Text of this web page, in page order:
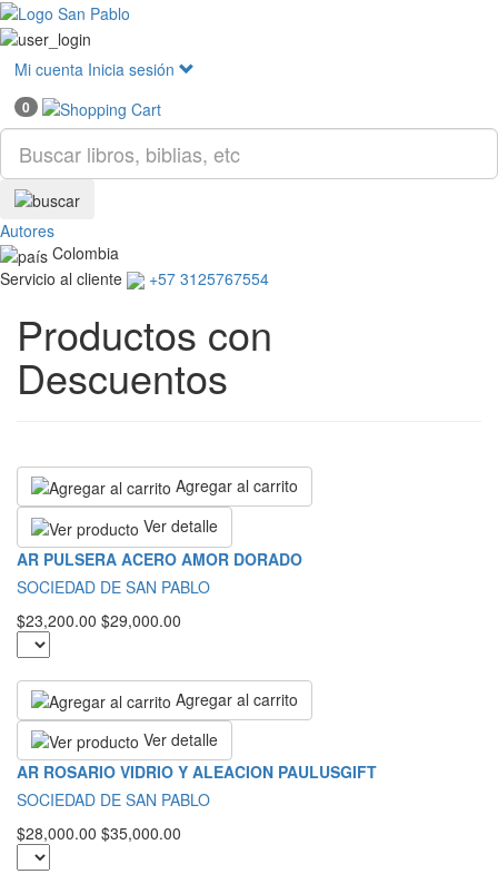
Mi cuenta Inicia sesión
0
Autores
Colombia
Servicio al cliente
+57 3125767554
Productos con
Descuentos
Agregar al carrito
Ver detalle
AR PULSERA ACERO AMOR DORADO
SOCIEDAD DE SAN PABLO
$23,200.00 $29,000.00
Agregar al carrito
Ver detalle
AR ROSARIO VIDRIO Y ALEACION PAULUSGIFT
SOCIEDAD DE SAN PABLO
$28,000.00 $35,000.00